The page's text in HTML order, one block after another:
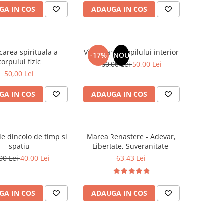
IN COS ADAUGA IN COS
spirituala a
fizic
50,00 Lei
IN COS
-17% NOU
Vindecarea copilului interior
60,00 Lei50,00 Lei
ADAUGA IN COS
dincolo de timp si
spatiu
Lei40,00 Lei
IN COS
Marea Renastere - Adevar,
Libertate, Suveranitate
63,43 Lei
ADAUGA IN COS